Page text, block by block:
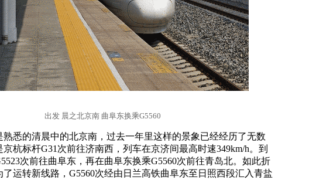
出发 晨之北京南 曲阜东换乘G5560
熟悉的清晨中的北京南，过去一年里这样的景象已经经历了无数
杭标杆G31次前往济南西，列车在京济间最高时速349km/h。到
次前往曲阜东，再在曲阜东换乘G5560次前往青岛北。如此折
了运转新线路，G5560次经由日兰高铁曲阜东至日照西段汇入青盐